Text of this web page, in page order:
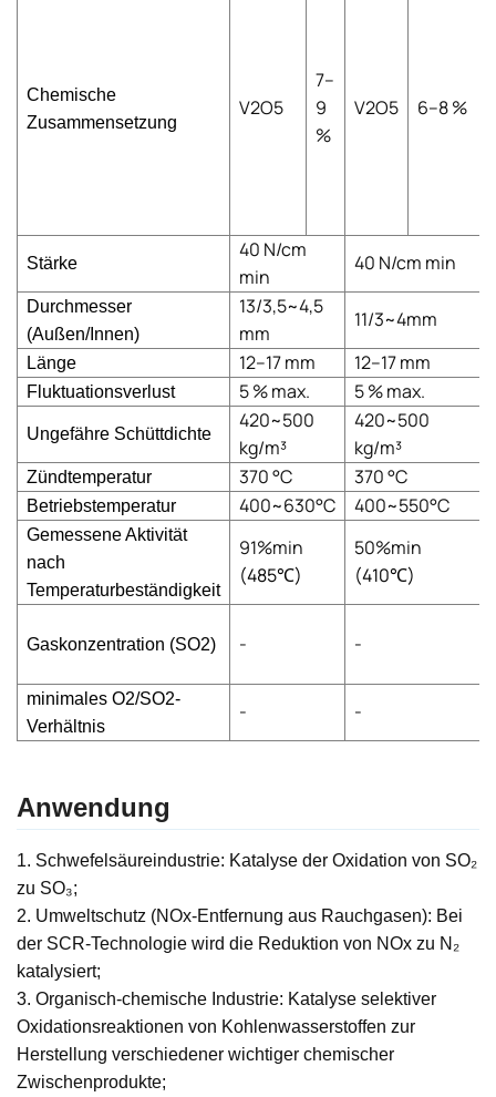
Chemische
Zusammensetzung
V2O5
7–
9
%
V2O5 6–8 %
Stärke
40 N/cm
min
40 N/cm min
Durchmesser
(Außen/Innen)
13/3,5~4,5
mm
11/3~4mm
Länge 12–17 mm 12–17 mm
Fluktuationsverlust 5 % max. 5 % max.
Ungefähre Schüttdichte
420~500
kg/m³
420~500
kg/m³
Zündtemperatur 370 °C 370 °C
Betriebstemperatur 400~630°C 400~550°C
Gemessene Aktivität
nach
Temperaturbeständigkeit
91%min
(485℃)
50%min
(410℃)
Gaskonzentration (SO2) - -
minimales O2/SO2-
Verhältnis
- -
Anwendung
1. Schwefelsäureindustrie: Katalyse der Oxidation von SO₂
zu SO₃;
2. Umweltschutz (NOx-Entfernung aus Rauchgasen): Bei
der SCR-Technologie wird die Reduktion von NOx zu N₂
katalysiert;
3. Organisch-chemische Industrie: Katalyse selektiver
Oxidationsreaktionen von Kohlenwasserstoffen zur
Herstellung verschiedener wichtiger chemischer
Zwischenprodukte;